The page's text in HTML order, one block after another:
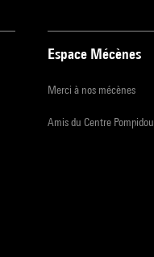
Espace Mécènes
Merci à nos mécènes
Amis du Centre Pompidou